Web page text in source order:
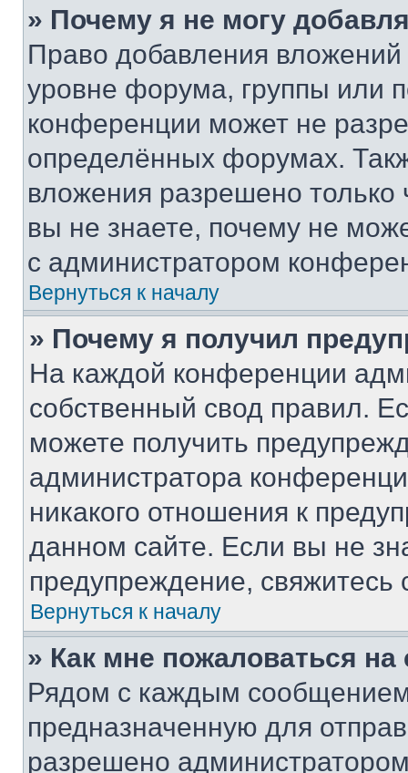
» Почему я не могу
Право добавления
уровне форума, группы или
конференции может не
определённых форумах.
вложения разрешено
вы не знаете, почему не
с администратором
Вернуться к началу
» Почему я получил
На каждой конференции
собственный свод правил.
можете получить
администратора
никакого отношения к
данном сайте. Если вы не
предупреждение,
Вернуться к началу
» Как мне пожаловаться
Рядом с каждым сообщением
предназначенную для
разрешено